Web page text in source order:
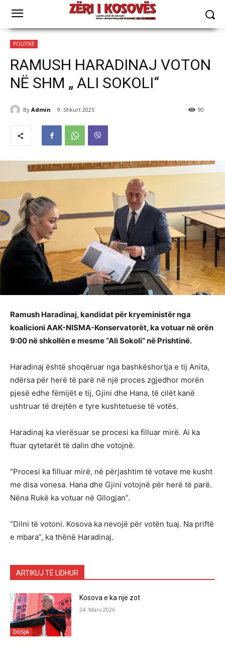
POLITIKË
RAMUSH HARADINAJ VOTON
NË SHM „ ALI SOKOLI“
By Admin 9. Shkurt 2025 90
Ramush Haradinaj, kandidat për kryeministër nga
koalicioni AAK-NISMA-Konservatorët, ka votuar në orën
9:00 në shkollën e mesme “Ali Sokoli” në Prishtinë.
Haradinaj është shoqëruar nga bashkëshortja e tij Anita,
ndërsa për herë të parë në një proces zgjedhor morën
pjesë edhe fëmijët e tij, Gjini dhe Hana, të cilët kanë
ushtruar të drejtën e tyre kushtetuese të votës.
Haradinaj ka vlerësuar se procesi ka filluar mirë. Ai ka
ftuar qytetarët të dalin dhe votojnë.
“Procesi ka filluar mirë, në përjashtim të votave me kusht
me disa vonesa. Hana dhe Gjini votojnë për herë të parë.
Nëna Rukë ka votuar në Gllogjan”.
“Dilni të votoni. Kosova ka nevojë për votën tuaj. Na priftë
e mbara”, ka thënë Haradinaj.
ARTIKUJ TË LIDHUR
DOSJA
Kosova e ka një zot
24. Mars 2026